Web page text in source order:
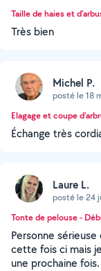
Taille de haies et
Très bien
Michel P.
posté le 18
Elagage et coupe
Échange très
Laure L.
posté le 24
Tonte de pelouse -
Personne
cette fois ci mais
une prochaine fois.